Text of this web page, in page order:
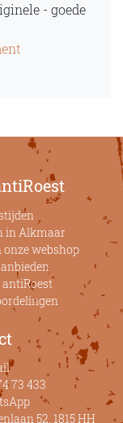
- goede
in Alkmaar
onze webshop
73 433
52, 1815 HH